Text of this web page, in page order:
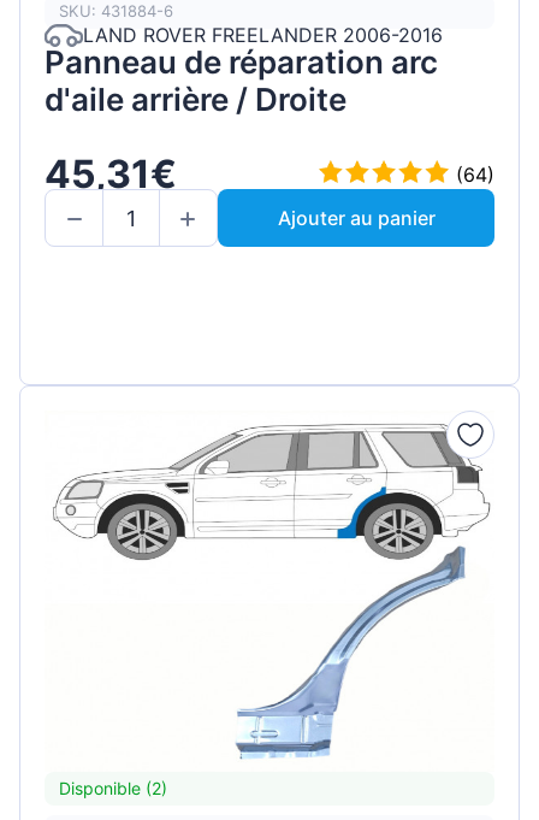
SKU: 431884-6
LAND ROVER FREELANDER 2006-2016
Panneau de réparation arc
d'aile arrière / Droite
45,31€
(64)
Ajouter au panier
Disponible (2)